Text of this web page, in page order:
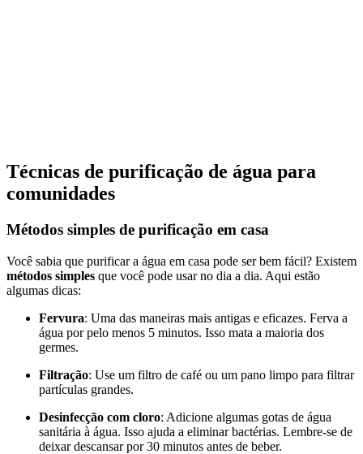
Técnicas de purificação de água para
comunidades
Métodos simples de purificação em casa
Você sabia que purificar a água em casa pode ser bem fácil? Existem
métodos simples que você pode usar no dia a dia. Aqui estão
algumas dicas:
Fervura: Uma das maneiras mais antigas e eficazes. Ferva a
água por pelo menos 5 minutos. Isso mata a maioria dos
germes.
Filtração: Use um filtro de café ou um pano limpo para filtrar
partículas grandes.
Desinfecção com cloro: Adicione algumas gotas de água
sanitária à água. Isso ajuda a eliminar bactérias. Lembre-se de
deixar descansar por 30 minutos antes de beber.